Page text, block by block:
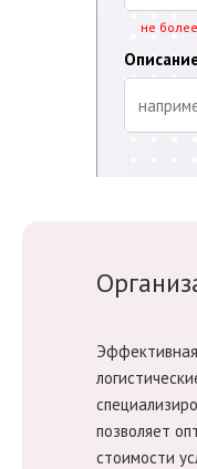
не
позволяет
стоимости